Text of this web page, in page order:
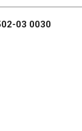
03 0030